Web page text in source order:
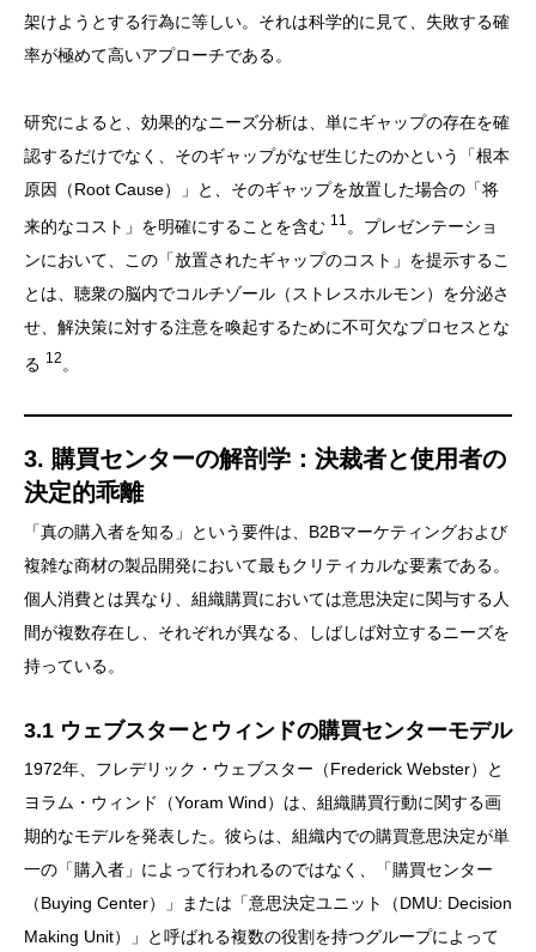
架けようとする行為に等しい。それは科学的に見て、失敗する確
率が極めて高いアプローチである。
研究によると、効果的なニーズ分析は、単にギャップの存在を確
認するだけでなく、そのギャップがなぜ生じたのかという「根本
原因（Root Cause）」と、そのギャップを放置した場合の「将
来的なコスト」を明確にすることを含む 11 。プレゼンテーショ
ンにおいて、この「放置されたギャップのコスト」を提示するこ
とは、聴衆の脳内でコルチゾール（ストレスホルモン）を分泌さ
せ、解決策に対する注意を喚起するために不可欠なプロセスとな
る 12 。
3. 購買センターの解剖学：決裁者と使用者の
決定的乖離
「真の購入者を知る」という要件は、B2Bマーケティングおよび
複雑な商材の製品開発において最もクリティカルな要素である。
個人消費とは異なり、組織購買においては意思決定に関与する人
間が複数存在し、それぞれが異なる、しばしば対立するニーズを
持っている。
3.1 ウェブスターとウィンドの購買センターモデル
1972年、フレデリック・ウェブスター（Frederick Webster）と
ヨラム・ウィンド（Yoram Wind）は、組織購買行動に関する画
期的なモデルを発表した。彼らは、組織内での購買意思決定が単
一の「購入者」によって行われるのではなく、「購買センター
（Buying Center）」または「意思決定ユニット（DMU: Decision
Making Unit）」と呼ばれる複数の役割を持つグループによって